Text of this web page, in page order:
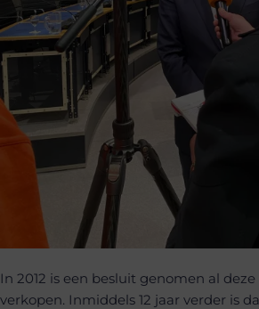
In 2012 is een besluit genomen al
verkopen. Inmiddels 12 jaar verder is